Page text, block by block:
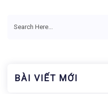
BÀI VIẾT MỚI